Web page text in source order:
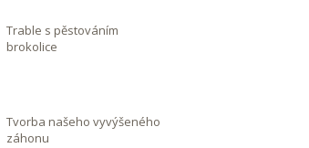
Trable s pěstováním
brokolice
Tvorba našeho vyvýšeného
záhonu